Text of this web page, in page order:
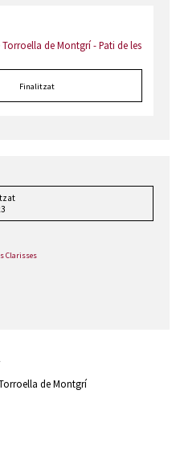
Torroella de Montgrí - Pati de les
Finalitzat
Clarisses
Torroella de Montgrí